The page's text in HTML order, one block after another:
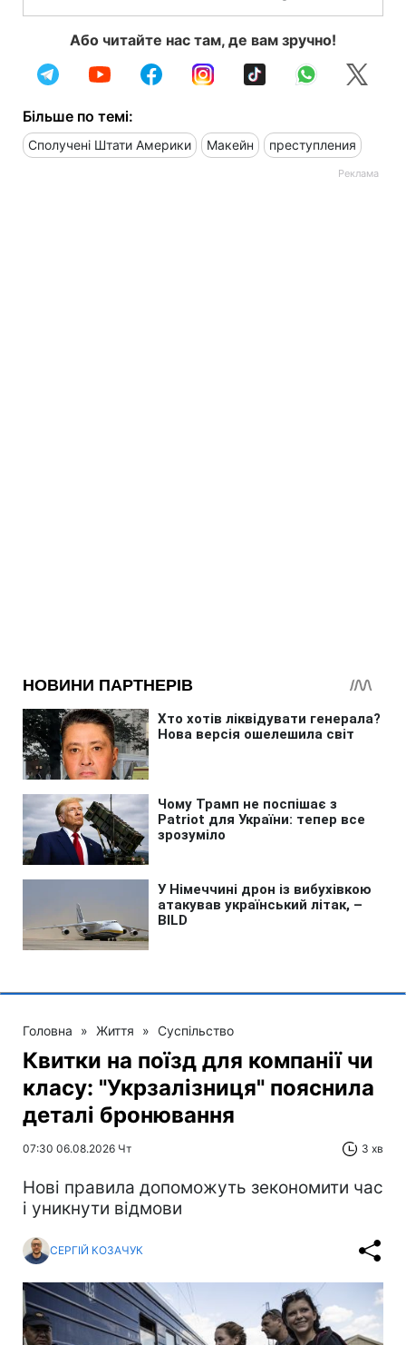
Або читайте нас там, де вам зручно!
Більше по темі:
Сполучені Штати Америки Макейн преступления
Головна » Життя » Суспільство
Квитки на поїзд для компанії чи
класу: "Укрзалізниця" пояснила
деталі бронювання
07:30 06.08.2026 Чт 3 хв
Нові правила допоможуть зекономити час
і уникнути відмови
СЕРГІЙ КОЗАЧУК